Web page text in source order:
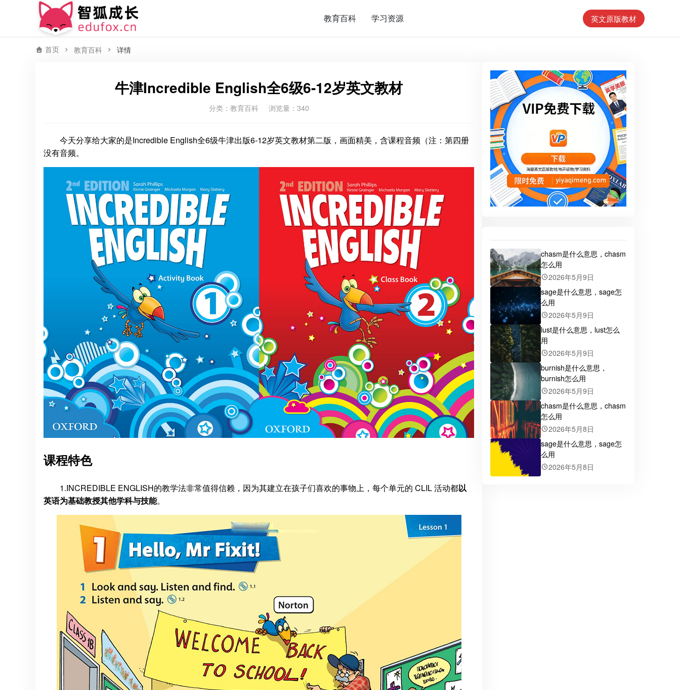
教育百科 学习资源 英文原版教材
首页 教育百科 详情
牛津Incredible English全6级6-12岁英文教材
分类： 教育百科 浏览量：340
今天分享给大家的是Incredible English全6级牛津出版6-12岁英文教材第二版，画面精美，含课程音频（注：第四册
没有音频。
课程特色
1.INCREDIBLE ENGLISH的教学法非常值得信赖，因为其建立在孩子们喜欢的事物上，每个单元的 CLIL 活动都以
英语为基础教授其他学科与技能。
chasm是什么意思，chasm
怎么用
2026年5月9日
sage是什么意思，sage怎
么用
2026年5月9日
lust是什么意思，lust怎么
用
2026年5月9日
burnish是什么意思，
burnish怎么用
2026年5月9日
chasm是什么意思，chasm
怎么用
2026年5月8日
sage是什么意思，sage怎
么用
2026年5月8日